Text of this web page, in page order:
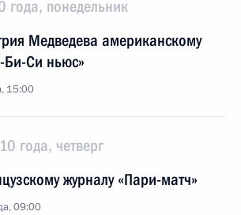
года, понедельник
Медведева американскому
Би-Си ньюс»
15:00
года, четверг
журналу «Пари-матч»
09:00